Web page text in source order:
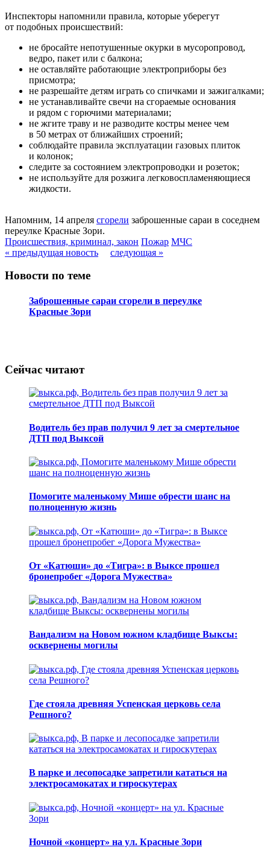
Инспекторы напомнили правила, которые уберегут
от подобных происшествий:
не бросайте непотушенные окурки в мусоропровод,
ведро, пакет или с балкона;
не оставляйте работающие электроприборы без
присмотра;
не разрешайте детям играть со спичками и зажигалками;
не устанавливайте свечи на сгораемые основания
и рядом с горючими материалами;
не жгите траву и не разводите костры менее чем
в 50 метрах от ближайших строений;
соблюдайте правила эксплуатации газовых плиток
и колонок;
следите за состоянием электропроводки и розеток;
не используйте для розжига легковоспламеняющиеся
жидкости.
Напомним, 14 апреля сгорели заброшенные сараи в соседнем
переулке Красные Зори.
Происшествия, криминал, закон Пожар МЧС
« предыдущая новость
следующая »
Новости по теме
Заброшенные сараи сгорели в переулке
Красные Зори
Сейчас читают
Водитель без прав получил 9 лет за смертельное
ДТП под Выксой
Помогите маленькому Мише обрести шанс на
полноценную жизнь
От «Катюши» до «Тигра»: в Выксе прошел
бронепробег «Дорога Мужества»
Вандализм на Новом южном кладбище Выксы:
осквернены могилы
Где стояла древняя Успенская церковь села
Решного?
В парке и лесопосадке запретили кататься на
электросамокатах и гироскутерах
Ночной «концерт» на ул. Красные Зори